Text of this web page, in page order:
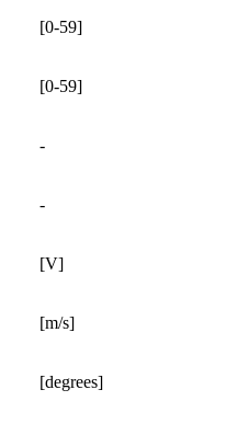
[0-59]
[0-59]
-
-
[V]
[m/s]
[degrees]